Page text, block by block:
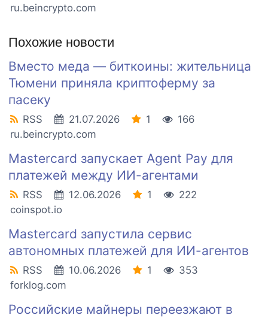
ru.beincrypto.com
Похожие новости
Вместо меда — биткоины: жительница
Тюмени приняла криптоферму за
пасеку
RSS 21.07.2026 1
166
ru.beincrypto.com
Mastercard запускает Agent Pay для
платежей между ИИ-агентами
RSS 12.06.2026 1
222
coinspot.io
Mastercard запустила сервис
автономных платежей для ИИ-агентов
RSS 10.06.2026 1
353
forklog.com
Российские майнеры переезжают в